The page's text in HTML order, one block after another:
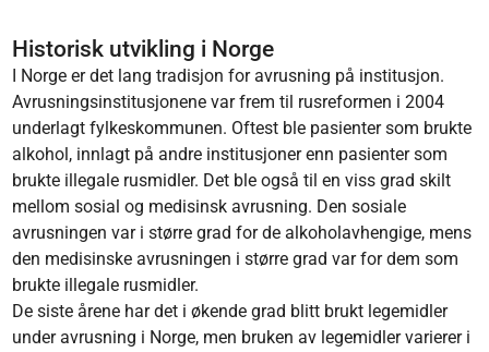
Historisk utvikling i Norge
I Norge er det lang tradisjon for avrusning på institusjon.
Avrusningsinstitusjonene var frem til rusreformen i 2004
underlagt fylkeskommunen. Oftest ble pasienter som brukte
alkohol, innlagt på andre institusjoner enn pasienter som
brukte illegale rusmidler. Det ble også til en viss grad skilt
mellom sosial og medisinsk avrusning. Den sosiale
avrusningen var i større grad for de alkoholavhengige, mens
den medisinske avrusningen i større grad var for dem som
brukte illegale rusmidler.
De siste årene har det i økende grad blitt brukt legemidler
under avrusning i Norge, men bruken av legemidler varierer i